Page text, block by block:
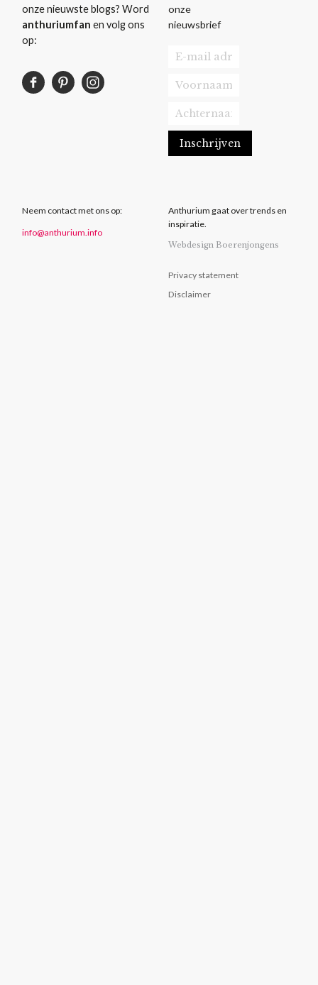
onze nieuwste blogs? Word
anthuriumfan en volg ons
op:
onze
nieuwsbrief
Neem contact met ons op:
info@anthurium.info
Anthurium gaat over trends en
inspiratie.
Webdesign Boerenjongens
Privacy statement
Disclaimer